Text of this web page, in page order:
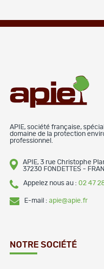
APIE, société française,
domaine de la protection
professionnel.
APIE, 3 rue Christophe
37230 FONDETTES -
Appelez nous au : 02 47
E-mail : apie@apie.fr
NOTRE SOCIÉTÉ